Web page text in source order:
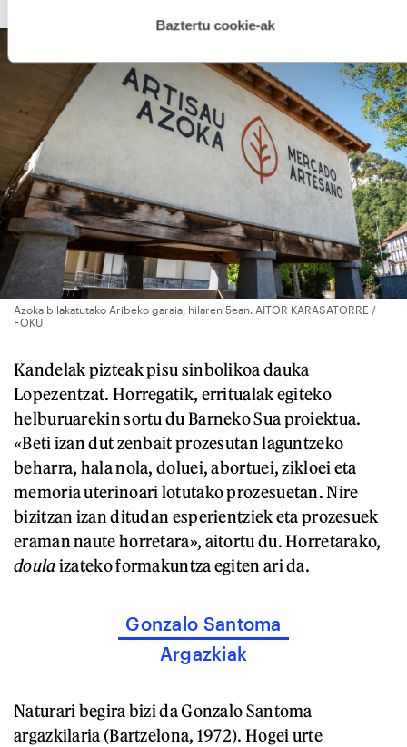
esplizitua ematen diguzu.Gehiago irakurri
Baztertu cookie-ak
Azoka bilakatutako Aribeko garaia, hilaren 5ean. AITOR KARASATORRE /
FOKU
Kandelak pizteak pisu sinbolikoa dauka
Lopezentzat. Horregatik, erritualak egiteko
helburuarekin sortu du Barneko Sua proiektua.
«Beti izan dut zenbait prozesutan laguntzeko
beharra, hala nola, doluei, abortuei, zikloei eta
memoria uterinoari lotutako prozesuetan. Nire
bizitzan izan ditudan esperientziek eta prozesuek
eraman naute horretara», aitortu du. Horretarako,
doulaizateko formakuntza egiten ari da.
Gonzalo Santoma
Argazkiak
Naturari begira bizi da Gonzalo Santoma
argazkilaria (Bartzelona, 1972). Hogei urte